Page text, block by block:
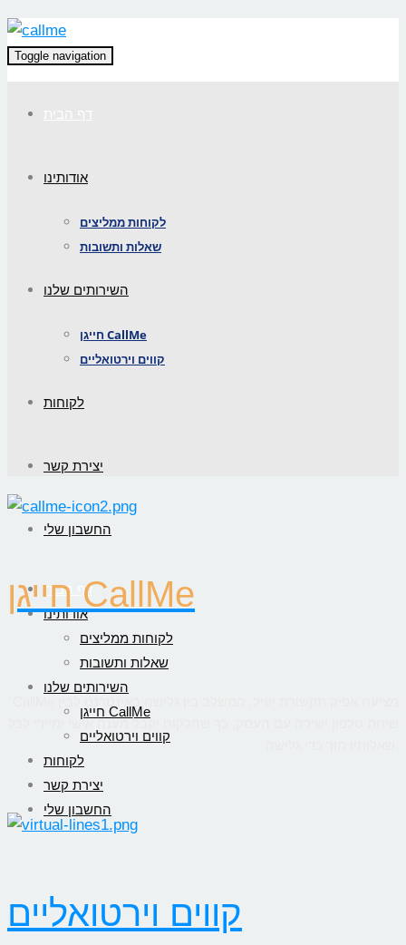
Toggle navigation
אודותינו
לקוחות ממליצים
שאלות ותשובות
השירותים שלנו
חייגן CallMe
קווים וירטואליים
לקוחות
יצירת קשר
החשבון שלי
דף הבית
אודותינו
לקוחות ממליצים
שאלות ותשובות
השירותים שלנו
חייגן CallMe
קווים וירטואליים
לקוחות
יצירת קשר
החשבון שלי
חייגן CallMe
שיחת טלפון ישירה עם העסק, כך שהלקוח יקבל מענה אישי ומיידי לכל
קווים וירטואליים